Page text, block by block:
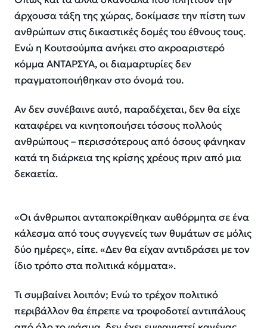
άρχουσα τάξη της χώρας, δοκίμασε την πίστη των
ανθρώπων στις δικαστικές δομές του έθνους τους.
Ενώ η Κουτσούμπα ανήκει στο ακροαριστερό
κόμμα ΑΝΤΑΡΣΥΑ, οι διαμαρτυρίες δεν
πραγματοποιήθηκαν στο όνομά του.
Αν δεν συνέβαινε αυτό, παραδέχεται, δεν θα είχε
καταφέρει να κινητοποιήσει τόσους πολλούς
ανθρώπους – περισσότερους από όσους φάνηκαν
κατά τη διάρκεια της κρίσης χρέους πριν από μια
δεκαετία.
«Οι άνθρωποι ανταποκρίθηκαν αυθόρμητα σε ένα
κάλεσμα από τους συγγενείς των θυμάτων σε μόλις
δύο ημέρες», είπε. «Δεν θα είχαν αντιδράσει με τον
ίδιο τρόπο στα πολιτικά κόμματα».
Τι συμβαίνει λοιπόν; Ενώ το τρέχον πολιτικό
περιβάλλον θα έπρεπε να τροφοδοτεί αντιπάλους